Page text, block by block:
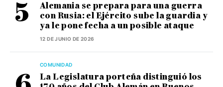
Alemania se prepara para una guerra
con Rusia: el Ejército sube la guardia y
ya le pone fecha a un posible ataque
12 DE JUNIO DE 2026
COMUNIDAD
La Legislatura porteña distinguió los